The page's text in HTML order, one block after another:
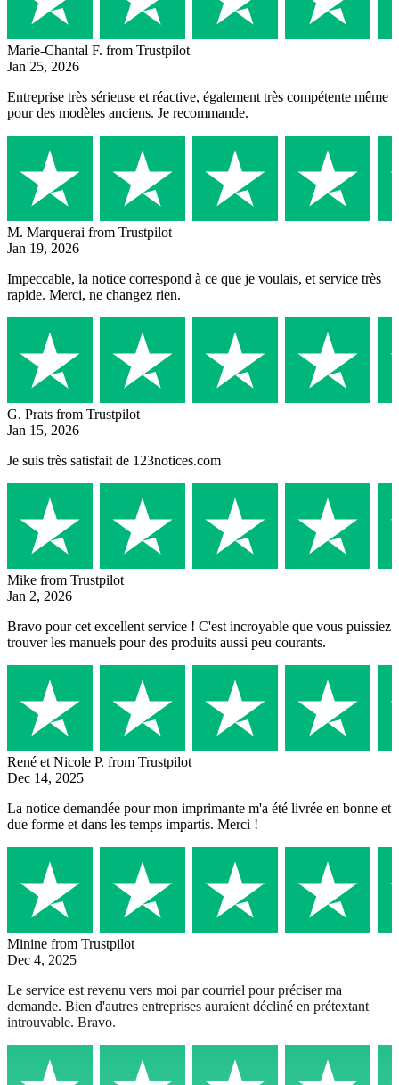
Marie-Chantal F. from Trustpilot
Jan 25, 2026
Entreprise très sérieuse et réactive, également très compétente même
pour des modèles anciens. Je recommande.
M. Marquerai from Trustpilot
Jan 19, 2026
Impeccable, la notice correspond à ce que je voulais, et service très
rapide. Merci, ne changez rien.
G. Prats from Trustpilot
Jan 15, 2026
Je suis très satisfait de 123notices.com
Mike from Trustpilot
Jan 2, 2026
Bravo pour cet excellent service ! C'est incroyable que vous puissiez
trouver les manuels pour des produits aussi peu courants.
René et Nicole P. from Trustpilot
Dec 14, 2025
La notice demandée pour mon imprimante m'a été livrée en bonne et
due forme et dans les temps impartis. Merci !
Minine from Trustpilot
Dec 4, 2025
Le service est revenu vers moi par courriel pour préciser ma
demande. Bien d'autres entreprises auraient décliné en prétextant
introuvable. Bravo.